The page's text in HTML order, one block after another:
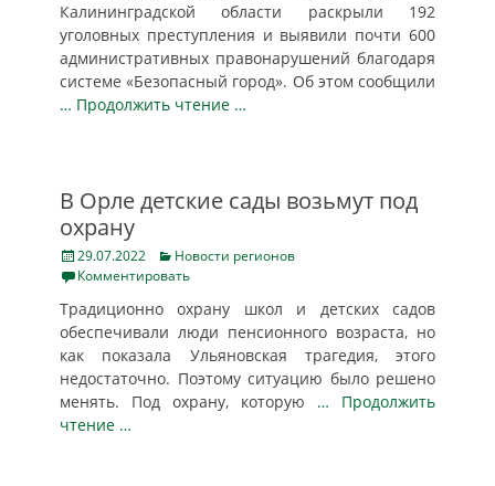
Калининградской области раскрыли 192
уголовных преступления и выявили почти 600
административных правонарушений благодаря
системе «Безопасный город». Об этом сообщили
… Продолжить чтение …
В Орле детские сады возьмут под
охрану
Posted
on
29.07.2022 Categories
Новости регионов
Комментировать
Традиционно охрану школ и детских садов
обеспечивали люди пенсионного возраста, но
как показала Ульяновская трагедия, этого
недостаточно. Поэтому ситуацию было решено
менять. Под охрану, которую … Продолжить
чтение …